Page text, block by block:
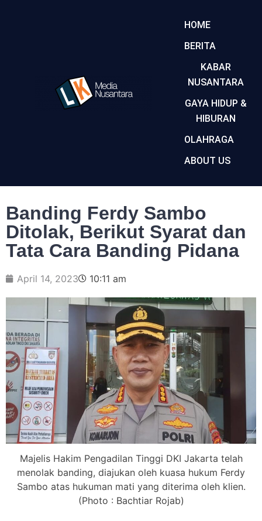
HOME
BERITA
KABAR
NUSANTARA
GAYA HIDUP &
HIBURAN
OLAHRAGA
ABOUT US
Banding Ferdy Sambo
Ditolak, Berikut Syarat dan
Tata Cara Banding Pidana
April 14, 2023 10:11 am
Majelis Hakim Pengadilan Tinggi DKI Jakarta telah
menolak banding, diajukan oleh kuasa hukum Ferdy
Sambo atas hukuman mati yang diterima oleh klien.
(Photo : Bachtiar Rojab)